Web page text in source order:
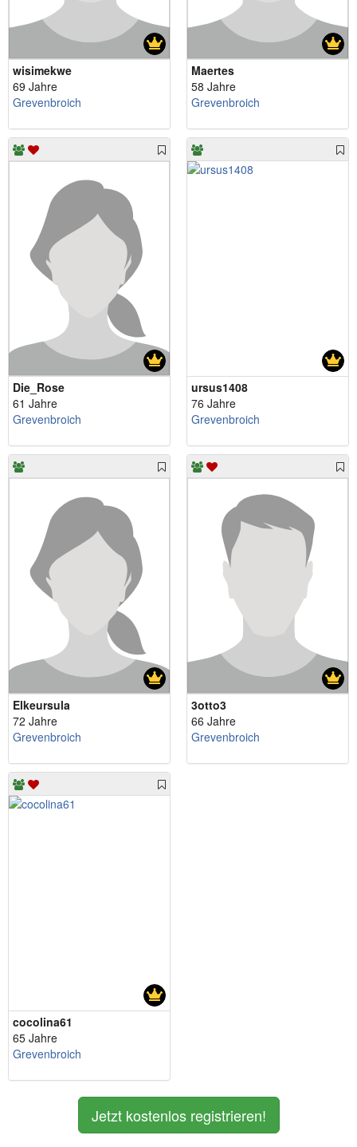
wisimekwe
69 Jahre
Grevenbroich
Maertes
58 Jahre
Grevenbroich
Die_Rose
61 Jahre
Grevenbroich
ursus1408
76 Jahre
Grevenbroich
Elkeursula
72 Jahre
Grevenbroich
3otto3
66 Jahre
Grevenbroich
cocolina61
65 Jahre
Grevenbroich
Jetzt kostenlos registrieren!